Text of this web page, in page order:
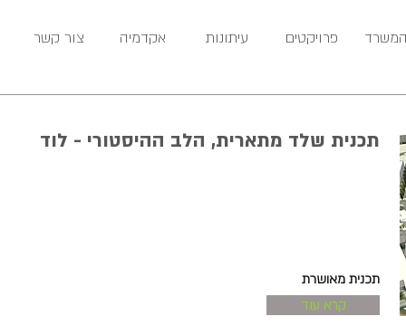
צור קשר אקדמיה עיתונות פרויקטים
תכנית שלד מתארית, הלב ההיסטורי - לוד
תכנית מאושרת
קרא עוד